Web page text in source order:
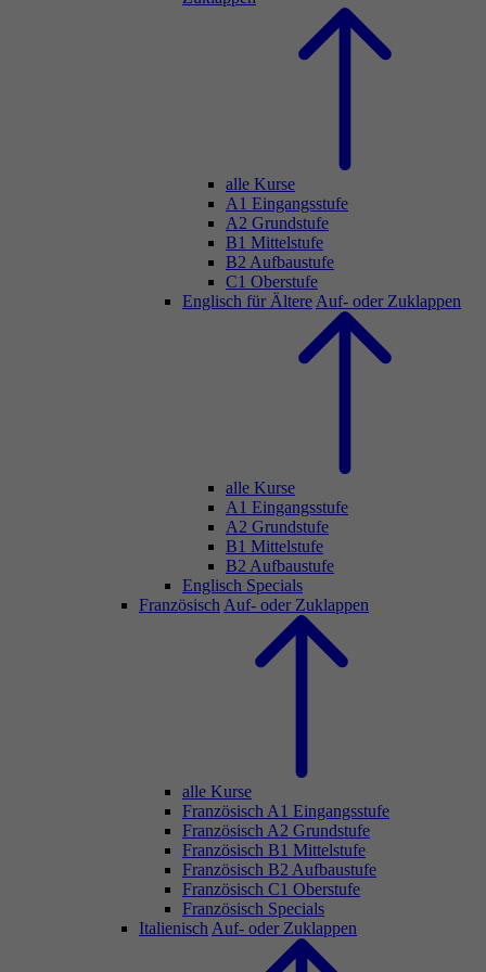
alle Kurse
A1 Eingangsstufe
A2 Grundstufe
B1 Mittelstufe
B2 Aufbaustufe
C1 Oberstufe
Englisch für Ältere Auf- oder Zuklappen
alle Kurse
A1 Eingangsstufe
A2 Grundstufe
B1 Mittelstufe
B2 Aufbaustufe
Englisch Specials
Französisch Auf- oder Zuklappen
alle Kurse
Französisch A1 Eingangsstufe
Französisch A2 Grundstufe
Französisch B1 Mittelstufe
Französisch B2 Aufbaustufe
Französisch C1 Oberstufe
Französisch Specials
Italienisch Auf- oder Zuklappen